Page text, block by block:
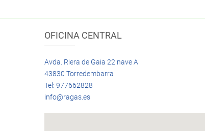
OFICINA CENTRAL
Avda. Riera de Gaia 22 nave A
43830 Torredembarra
Tel: 977662828
info@ragas.es